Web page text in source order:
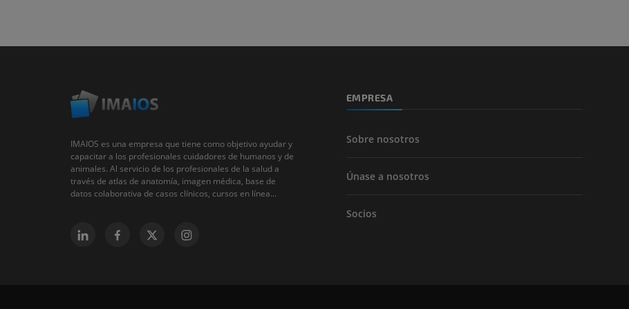
IMAIOS es una empresa que tiene como objetivo ayudar y
capacitar a los profesionales cuidadores de humanos y de
animales. Al servicio de los profesionales de la salud a
través de atlas de anatomía, imagen médica, base de
datos colaborativa de casos clínicos, cursos en línea...
EMPRESA
Sobre nosotros
Únase a nosotros
Socios